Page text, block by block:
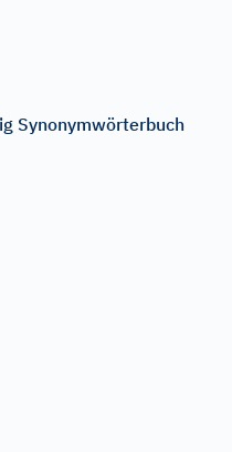
Synonymwörterbuch